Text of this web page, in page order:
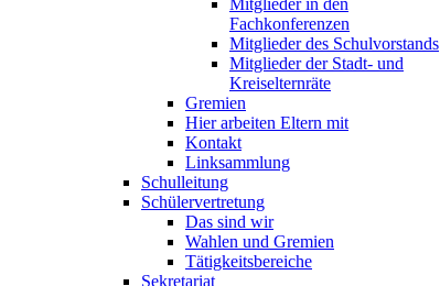
Mitglieder in den
Fachkonferenzen
Mitglieder des Schulvorstands
Mitglieder der Stadt- und
Kreiselternräte
Gremien
Hier arbeiten Eltern mit
Kontakt
Linksammlung
Schulleitung
Schülervertretung
Das sind wir
Wahlen und Gremien
Tätigkeitsbereiche
Sekretariat